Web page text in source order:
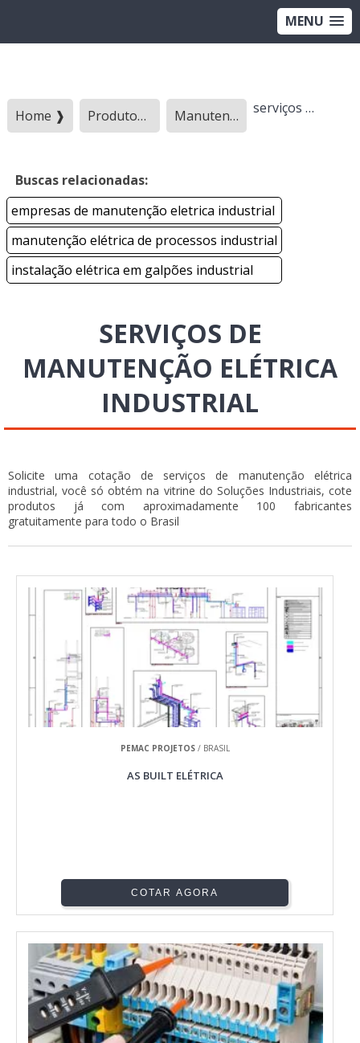
MENU
Home ❱ Produtos ❱ Manutencao e instalacao eletrica - Categoria ❱ serviços de manutenção elétrica industrial
Buscas relacionadas:
empresas de manutenção eletrica industrial
manutenção elétrica de processos industrial
instalação elétrica em galpões industrial
SERVIÇOS DE
MANUTENÇÃO ELÉTRICA
INDUSTRIAL
Solicite uma cotação de serviços de manutenção elétrica
industrial, você só obtém na vitrine do Soluções Industriais, cote
produtos já com aproximadamente 100 fabricantes
gratuitamente para todo o Brasil
PEMAC PROJETOS/ BRASIL
AS BUILT ELÉTRICA
COTAR AGORA